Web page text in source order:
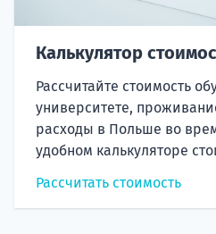
Калькулятор
Рассчитайте стоимость
университете,
расходы в Польше во
удобном калькуляторе
Рассчитать стоимость